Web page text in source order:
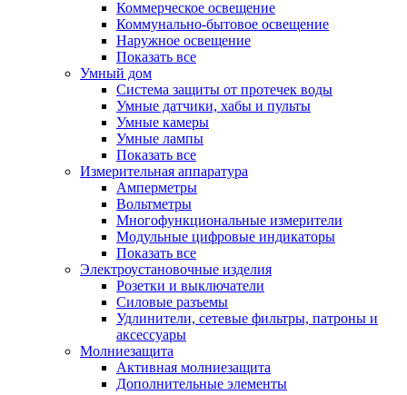
Коммерческое освещение
Коммунально-бытовое освещение
Наружное освещение
Показать все
Умный дом
Система защиты от протечек воды
Умные датчики, хабы и пульты
Умные камеры
Умные лампы
Показать все
Измерительная аппаратура
Амперметры
Вольтметры
Многофункциональные измерители
Модульные цифровые индикаторы
Показать все
Электроустановочные изделия
Розетки и выключатели
Силовые разъемы
Удлинители, сетевые фильтры, патроны и
аксессуары
Молниезащита
Активная молниезащита
Дополнительные элементы